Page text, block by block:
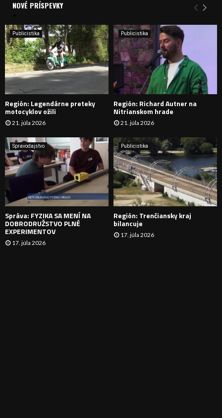
i
e
:
Y
H
D
A
N
I
E
NOVÉ PRÍSPEVKY
Publicistika
Región: Legendárne preteky
motocyklov ožili
21. júla 2026
Publicistika
Región: Richard Autner na
Nitrianskom hrade
21. júla 2026
Spravodajstvo
Správa: FYZIKA SA MENÍ NA
DOBRODRUŽSTVO PLNÉ
EXPERIMENTOV
17. júla 2026
Publicistika
Región: Trenčiansky kraj
bilancuje
17. júla 2026